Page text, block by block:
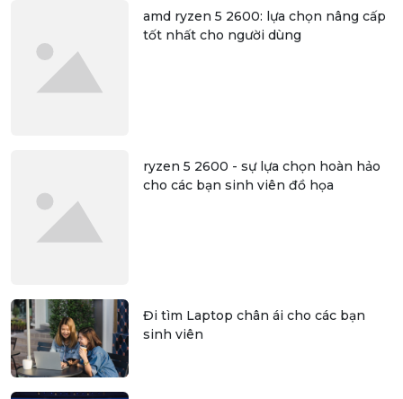
amd ryzen 5 2600: lựa chọn nâng cấp
tốt nhất cho người dùng
ryzen 5 2600 - sự lựa chọn hoàn hảo
cho các bạn sinh viên đồ họa
Đi tìm Laptop chân ái cho các bạn
sinh viên